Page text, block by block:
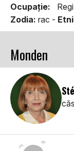
Ocupaţie:
Zodia: rac -
Monden